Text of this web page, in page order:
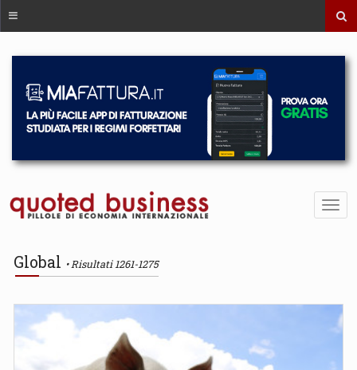
Global Risultati 1261-1275